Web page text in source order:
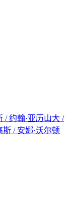
/ 约翰·亚历山大 /
斯 / 安娜·沃尔顿